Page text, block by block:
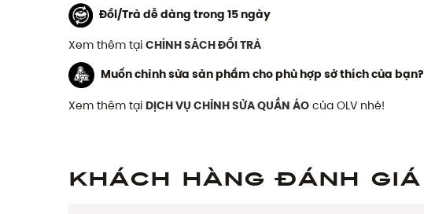
Đổi/Trả dễ dàng trong 15 ngày
Xem thêm tại CHÍNH SÁCH ĐỔI TRẢ
Muốn chỉnh sửa sản phẩm cho phù hợp sở thích của bạn?
Xem thêm tại DỊCH VỤ CHỈNH SỬA QUẦN ÁO của OLV nhé!
Khách hàng đánh giá